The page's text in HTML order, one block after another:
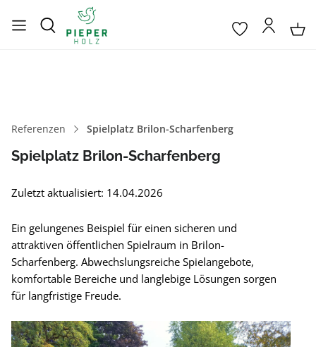
Referenzen Spielplatz Brilon-Scharfenberg
Spielplatz Brilon-Scharfenberg
Zuletzt aktualisiert: 14.04.2026
Ein gelungenes Beispiel für einen sicheren und
attraktiven öffentlichen Spielraum in Brilon-
Scharfenberg. Abwechslungsreiche Spielangebote,
komfortable Bereiche und langlebige Lösungen sorgen
für langfristige Freude.